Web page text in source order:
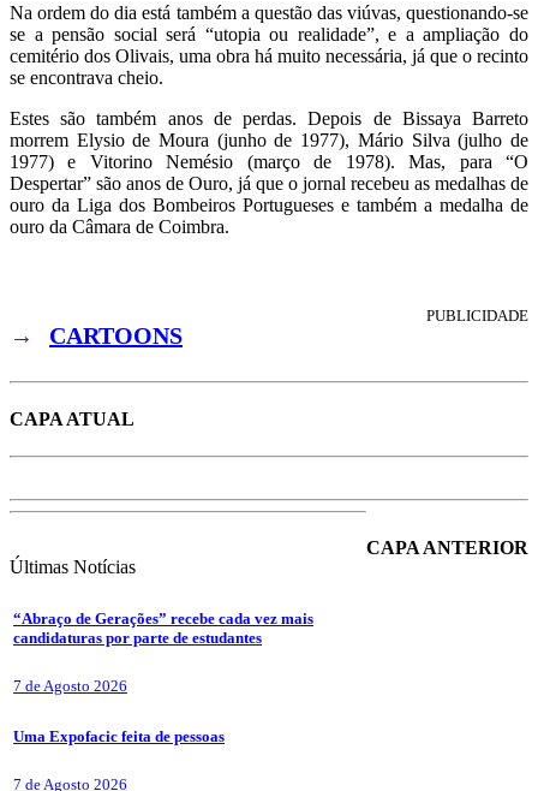
Na ordem do dia está também a questão das viúvas, questionando-se
se a pensão social será “utopia ou realidade”, e a ampliação do
cemitério dos Olivais, uma obra há muito necessária, já que o recinto
se encontrava cheio.
Estes são também anos de perdas. Depois de Bissaya Barreto
morrem Elysio de Moura (junho de 1977), Mário Silva (julho de
1977) e Vitorino Nemésio (março de 1978). Mas, para “O
Despertar” são anos de Ouro, já que o jornal recebeu as medalhas de
ouro da Liga dos Bombeiros Portugueses e também a medalha de
ouro da Câmara de Coimbra.
PUBLICIDADE
→ CARTOONS
CAPA ATUAL
CAPA ANTERIOR
Últimas Notícias
“Abraço de Gerações” recebe cada vez mais
candidaturas por parte de estudantes
7 de Agosto 2026
Uma Expofacic feita de pessoas
7 de Agosto 2026